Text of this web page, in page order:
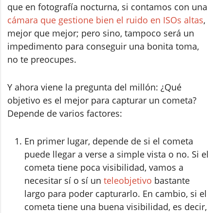
que en fotografía nocturna, si contamos con una
cámara que gestione bien el ruido en ISOs altas,
mejor que mejor; pero sino, tampoco será un
impedimento para conseguir una bonita toma,
no te preocupes.
Y ahora viene la pregunta del millón: ¿Qué
objetivo es el mejor para capturar un cometa?
Depende de varios factores:
En primer lugar, depende de si el cometa
puede llegar a verse a simple vista o no. Si el
cometa tiene poca visibilidad, vamos a
necesitar sí o sí un teleobjetivo bastante
largo para poder capturarlo. En cambio, si el
cometa tiene una buena visibilidad, es decir,